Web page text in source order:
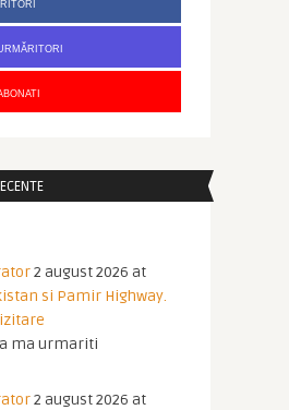
2 august 2026 at
si Pamir Highway.
ma urmariti
2 august 2026 at